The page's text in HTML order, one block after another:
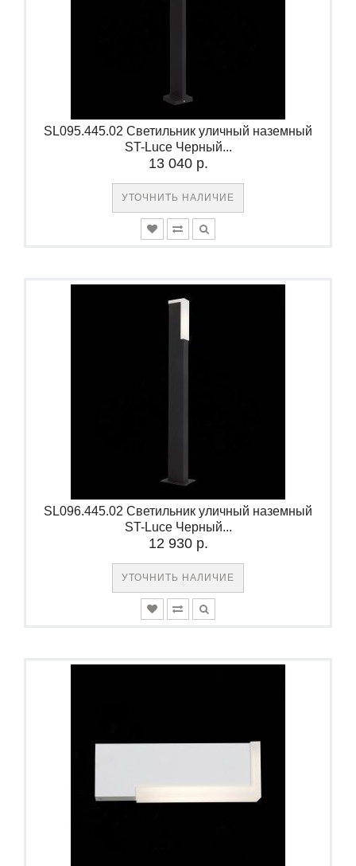
SL095.445.02 Светильник уличный наземный
ST-Luce Черный...
13 040 р.
УТОЧНИТЬ НАЛИЧИЕ
SL096.445.02 Светильник уличный наземный
ST-Luce Черный...
12 930 р.
УТОЧНИТЬ НАЛИЧИЕ